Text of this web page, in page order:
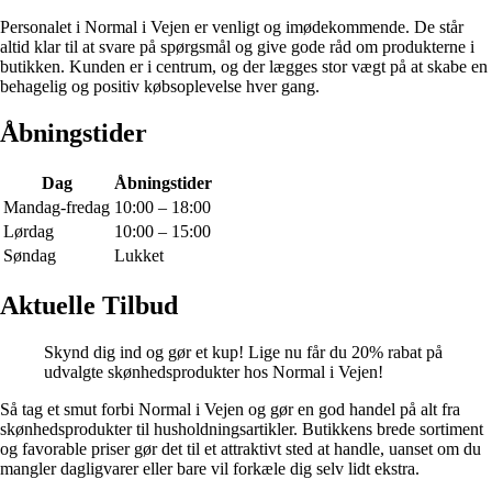
Personalet i Normal i Vejen er venligt og imødekommende. De står
altid klar til at svare på spørgsmål og give gode råd om produkterne i
butikken. Kunden er i centrum, og der lægges stor vægt på at skabe en
behagelig og positiv købsoplevelse hver gang.
Åbningstider
Dag
Åbningstider
Mandag-fredag 10:00 – 18:00
Lørdag
10:00 – 15:00
Søndag
Lukket
Aktuelle Tilbud
Skynd dig ind og gør et kup! Lige nu får du 20% rabat på
udvalgte skønhedsprodukter hos Normal i Vejen!
Så tag et smut forbi Normal i Vejen og gør en god handel på alt fra
skønhedsprodukter til husholdningsartikler. Butikkens brede sortiment
og favorable priser gør det til et attraktivt sted at handle, uanset om du
mangler dagligvarer eller bare vil forkæle dig selv lidt ekstra.